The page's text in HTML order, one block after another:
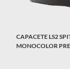
CAPACETE LS2
MONOCOLOR